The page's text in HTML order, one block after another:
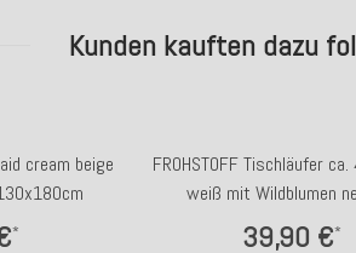
Kunden kauften dazu
cream beige
*
FROHSTOFF Tischläufer
weiß mit Wildblumen
39,90 €*